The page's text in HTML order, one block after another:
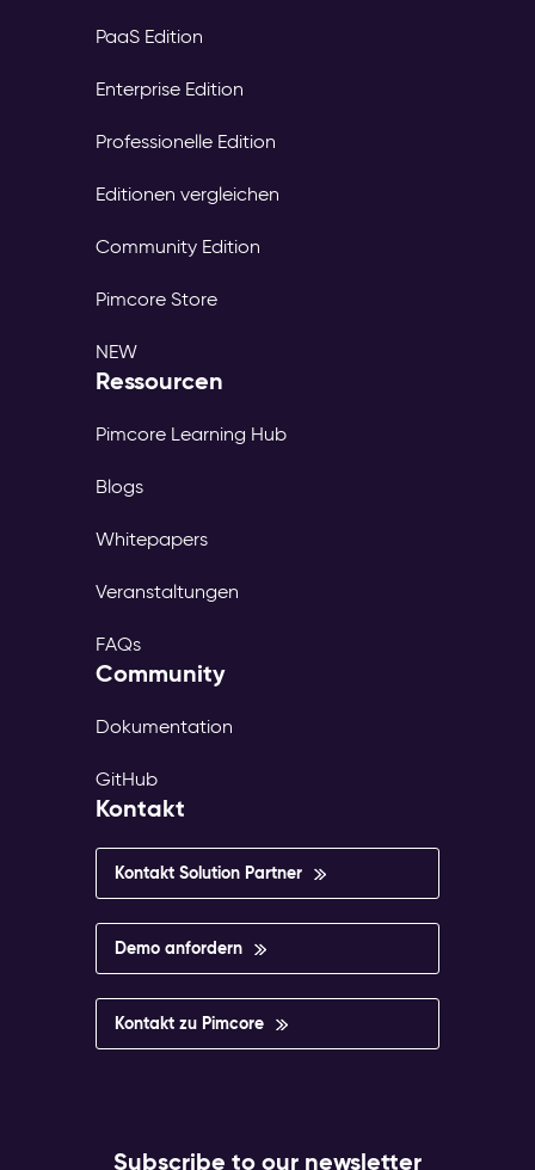
PaaS Edition
Enterprise Edition
Professionelle Edition
Editionen vergleichen
Community Edition
Pimcore Store
NEW
Ressourcen
Pimcore Learning Hub
Blogs
Whitepapers
Veranstaltungen
FAQs
Community
Dokumentation
GitHub
Kontakt
Kontakt Solution Partner
Demo anfordern
Kontakt zu Pimcore
Subscribe to our newsletter